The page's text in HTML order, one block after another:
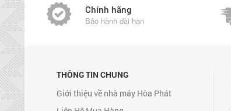
Chính hãng
Bảo hành dài hạn
THÔNG TIN CHUNG
Giới thiệu về nhà máy Hòa Phát